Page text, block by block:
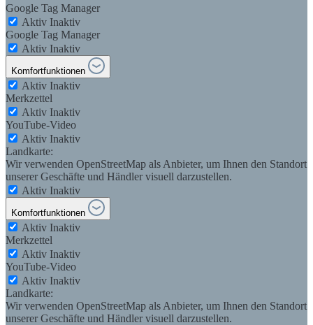
Google Tag Manager
Aktiv Inaktiv
Google Tag Manager
Aktiv Inaktiv
Komfortfunktionen
Aktiv Inaktiv
Merkzettel
Aktiv Inaktiv
YouTube-Video
Aktiv Inaktiv
Landkarte:
Wir verwenden OpenStreetMap als Anbieter, um Ihnen den Standort
unserer Geschäfte und Händler visuell darzustellen.
Aktiv Inaktiv
Komfortfunktionen
Aktiv Inaktiv
Merkzettel
Aktiv Inaktiv
YouTube-Video
Aktiv Inaktiv
Landkarte:
Wir verwenden OpenStreetMap als Anbieter, um Ihnen den Standort
unserer Geschäfte und Händler visuell darzustellen.